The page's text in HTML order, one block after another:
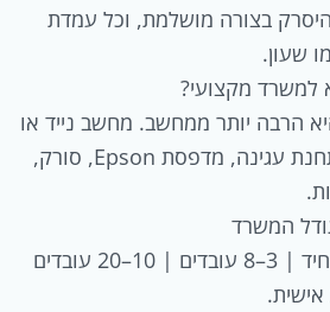
בצורה מושלמת, וכל עמדת
שעון.
הרבה יותר ממחשב. מחשב נייד או
נייח, מסכים כפולים, תחנת עגינה, מדפסת Epson, סורק,
המשרד
עמדה בודדת למשרד יחיד | 3–8 עובדים | 10–20 עובדים